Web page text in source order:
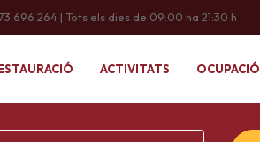
696 264 | Tots els dies de 09:00 ha 21:30 h
ACTIVITATS OCUPACIÓ